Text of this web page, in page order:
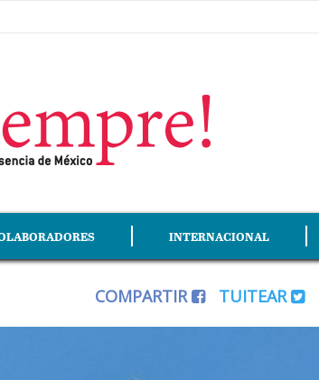
INTERNACIONAL
COMPARTIR TUITEAR